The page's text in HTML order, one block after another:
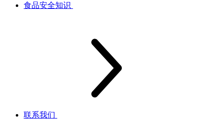
食品安全知识
联系我们